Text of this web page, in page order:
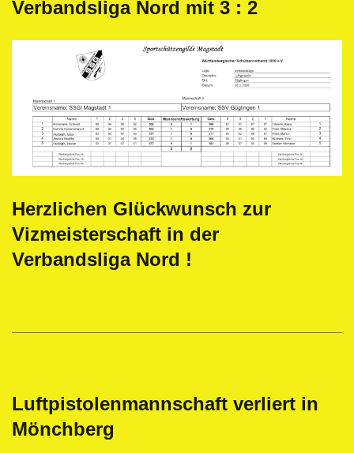
Verbandsliga Nord mit 3 : 2
Herzlichen Glückwunsch zur
Vizmeisterschaft in der
Verbandsliga Nord !
Luftpistolenmannschaft verliert in
Mönchberg